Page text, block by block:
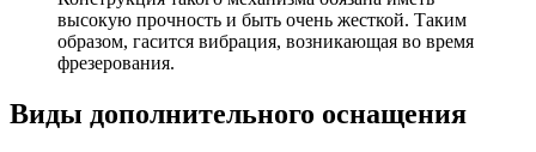
высокую прочность и быть очень жесткой. Таким
образом, гасится вибрация, возникающая во время
фрезерования.
Виды дополнительного оснащения